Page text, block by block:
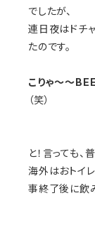
でしたが、
連日夜はドチ
たのです。
こりゃ〜〜
（笑）
と！言っても
海外はおトイ
事終了後に飲